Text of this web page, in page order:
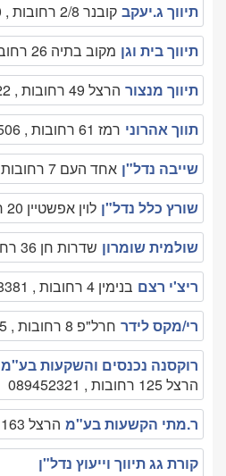
תיווך ג.יעקב קובנר 2/8 רחובות , 0526121460
תיווך בית וגן מקוב בתיה 26 רחובות , 089493181
תיווך מנצור הרצל 49 רחובות , 089415922
תווך אהרוני רמז 61 רחובות , 089454506
שייבה נדל"ן אחד העם 7 רחובות , 089316592
שורץ כלל נדל"ן לוין אפשטיין 20 רחובות , 089363617
שולמית שומרון שדרות חן 36 רחובות , 0528291011
ריצ'י רצם בנימין 4 רחובות , 089458381
רי/מקס לידר חרל"פ 8 רחובות , 1700706555
רוקסנה נכנסים והשקעות בע"מ
הרצל 125 רחובות , 089452321
ר.מתי הקשעות בע"מ הרצל 163 רחובות , 089466256
קורת גג תיווך וייעוץ נדל"ן